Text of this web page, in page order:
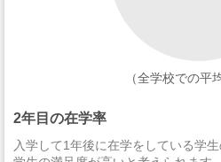
（全学校での平
2年目の在学率
入学して1年後に在学をしている学